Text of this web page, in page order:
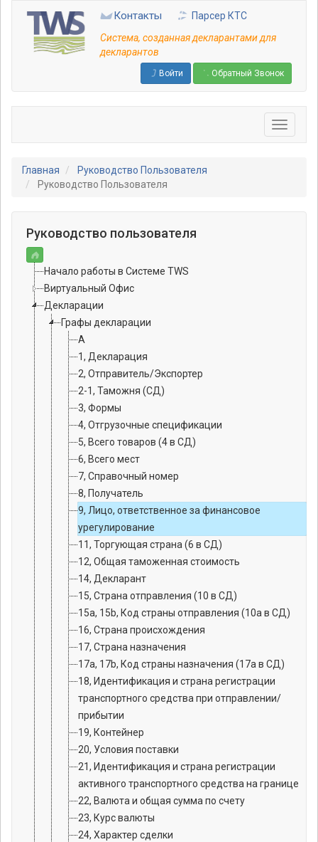
основному
содержанию
Контакты
Парсер КТС
Система, созданная декларантами для
декларантов
Войти Обратный Звонок
Главная
Руководство Пользователя
Руководство Пользователя
Руководство пользователя
Начало работы в Системе TWS
Виртуальный Офис
Декларации
Графы декларации
А
1, Декларация
2, Отправитель/Экспортер
2-1, Таможня (СД)
3, Формы
4, Отгрузочные спецификации
5, Всего товаров (4 в СД)
6, Всего мест
7, Справочный номер
8, Получатель
9, Лицо, ответственное за финансовое
урегулирование
11, Торгующая страна (6 в СД)
12, Общая таможенная стоимость
14, Декларант
15, Страна отправления (10 в СД)
15a, 15b, Код страны отправления (10а в СД)
16, Страна происхождения
17, Страна назначения
17a, 17b, Код страны назначения (17а в СД)
18, Идентификация и страна регистрации
транспортного средства при отправлении/
прибытии
19, Контейнер
20, Условия поставки
21, Идентификация и страна регистрации
активного транспортного средства на границе
22, Валюта и общая сумма по счету
23, Курс валюты
24, Характер сделки